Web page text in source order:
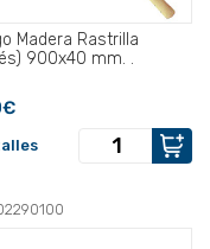
Madera Rastrilla
(Almés) 900x40 mm. .